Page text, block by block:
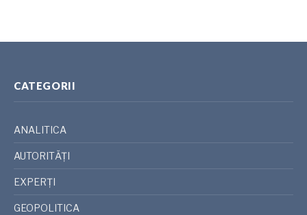
CATEGORII
ANALITICA
AUTORITĂȚI
EXPERȚI
GEOPOLITICA